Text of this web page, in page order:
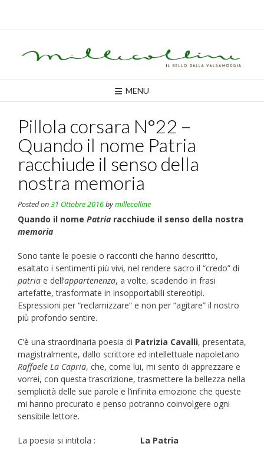
MENU
Pillola corsara N°22 –
Quando il nome Patria
racchiude il senso della
nostra memoria
Posted on31 Ottobre 2016bymillecolline
Quando il nome Patria racchiude il senso della nostra
memoria
Sono tante le poesie o racconti che hanno descritto,
esaltato i sentimenti più vivi, nel rendere sacro il “credo” di
patria e dell’appartenenza, a volte, scadendo in frasi
artefatte, trasformate in insopportabili stereotipi.
Espressioni per “reclamizzare” e non per “agitare” il nostro
più profondo sentire.
C’è una straordinaria poesia di Patrizia Cavalli, presentata,
magistralmente, dallo scrittore ed intellettuale napoletano
Raffaele La Capria, che, come lui, mi sento di apprezzare e
vorrei, con questa trascrizione, trasmettere la bellezza nella
semplicità delle sue parole e l’infinita emozione che queste
mi hanno procurato e penso potranno coinvolgere ogni
sensibile lettore.
La poesia si intitola : La Patria